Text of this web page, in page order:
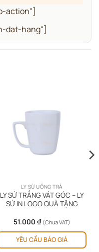
action"]
dat-hang"]
LY SỨ UỐNG TRÀ
LY SỨ TRẮNG VÁT GÓC – LY
SỨ IN LOGO QUÀ TẶNG
51.000 ₫ (Chưa VAT)
YÊU CẦU BÁO GIÁ